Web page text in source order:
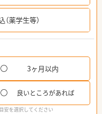
薬学生等）
3ヶ月以内
良いところがあれば
安を選択してください